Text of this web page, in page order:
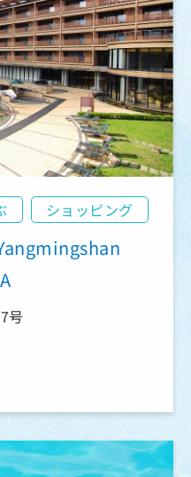
ショッピング
号